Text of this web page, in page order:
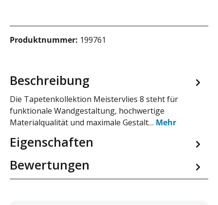
Produktnummer: 199761
Beschreibung
Die Tapetenkollektion Meistervlies 8 steht für
funktionale Wandgestaltung, hochwertige
Materialqualität und maximale Gestalt… Mehr
Eigenschaften
Bewertungen